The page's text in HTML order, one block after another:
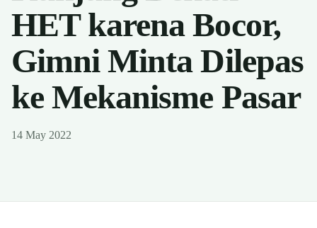
HET karena Bocor,
Gimni Minta Dilepas
ke Mekanisme Pasar
14 May 2022